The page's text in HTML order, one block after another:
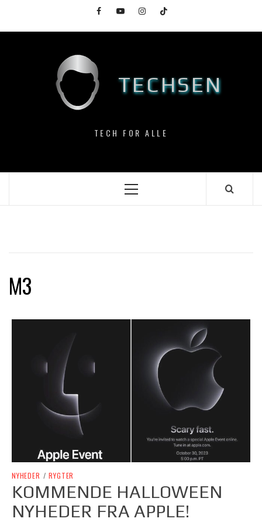
content
FacebookYouTubeInstagramTikTok
TECHSEN
TECH FOR ALLE
Primary
M3
NYHEDER / RYGTER
KOMMENDE HALLOWEEN
NYHEDER FRA APPLE!